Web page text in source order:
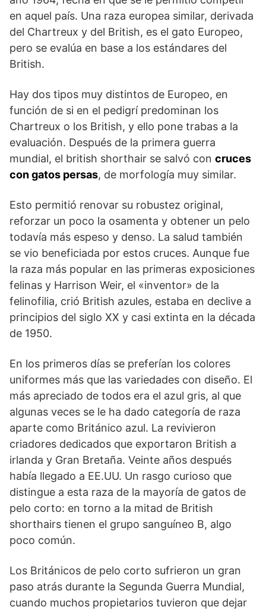
en aquel país. Una raza europea similar, derivada
del Chartreux y del British, es el gato Europeo,
pero se evalúa en base a los estándares del
British.
Hay dos tipos muy distintos de Europeo, en
función de si en el pedigrí predominan los
Chartreux o los British, y ello pone trabas a la
evaluación. Después de la primera guerra
mundial, el british shorthair se salvó con cruces
con gatos persas, de morfología muy similar.
Esto permitió renovar su robustez original,
reforzar un poco la osamenta y obtener un pelo
todavía más espeso y denso. La salud también
se vio beneficiada por estos cruces. Aunque fue
la raza más popular en las primeras exposiciones
felinas y Harrison Weir, el «inventor» de la
felinofilia, crió British azules, estaba en declive a
principios del siglo XX y casi extinta en la década
de 1950.
En los primeros días se preferían los colores
uniformes más que las variedades con diseño. El
más apreciado de todos era el azul gris, al que
algunas veces se le ha dado categoría de raza
aparte como Británico azul. La revivieron
criadores dedicados que exportaron British a
irlanda y Gran Bretaña. Veinte años después
había llegado a EE.UU. Un rasgo curioso que
distingue a esta raza de la mayoría de gatos de
pelo corto: en torno a la mitad de British
shorthairs tienen el grupo sanguíneo B, algo
poco común.
Los Británicos de pelo corto sufrieron un gran
paso atrás durante la Segunda Guerra Mundial,
cuando muchos propietarios tuvieron que dejar